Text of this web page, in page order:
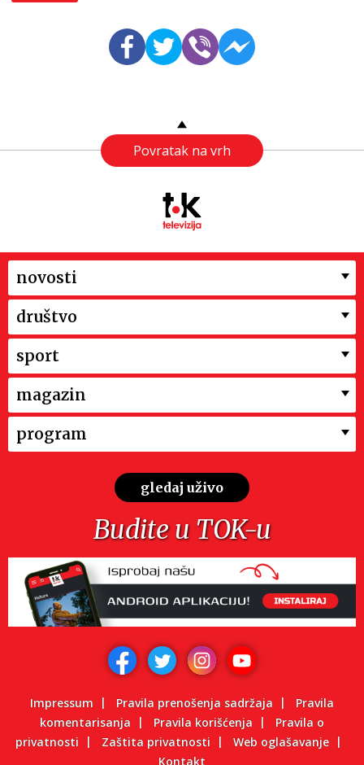
Povratak na vrh
novosti
društvo
sport
magazin
program
gledaj uživo
Budite u TOK-u
Impressum Pravila prenošenja sadržaja
Pravila
komentarisanja
Pravila korišćenja
Pravila o
privatnosti
Zaštita privatnosti
Web oglašavanje
Kontakt